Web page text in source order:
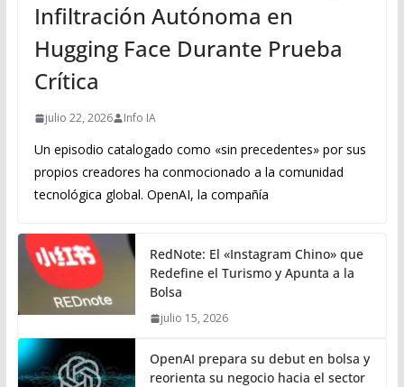
Infiltración Autónoma en
Hugging Face Durante Prueba
Crítica
julio 22, 2026 Info IA
Un episodio catalogado como «sin precedentes» por sus
propios creadores ha conmocionado a la comunidad
tecnológica global. OpenAI, la compañía
RedNote: El «Instagram Chino» que
Redefine el Turismo y Apunta a la
Bolsa
julio 15, 2026
OpenAI prepara su debut en bolsa y
reorienta su negocio hacia el sector